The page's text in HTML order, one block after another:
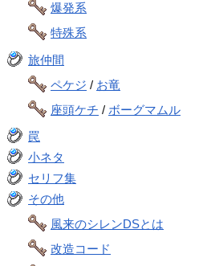
爆発系
特殊系
旅仲間
ペケジ / お竜
座頭ケチ / ボーグマムル
罠
小ネタ
セリフ集
その他
風来のシレンDSとは
改造コード